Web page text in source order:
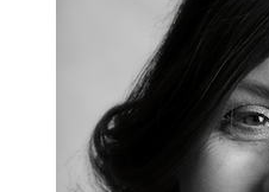
Ansvarsområden
Tandvård mot Tobak